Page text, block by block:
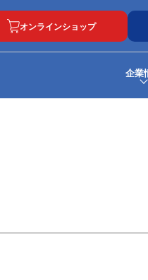
オンラインショップ
企業